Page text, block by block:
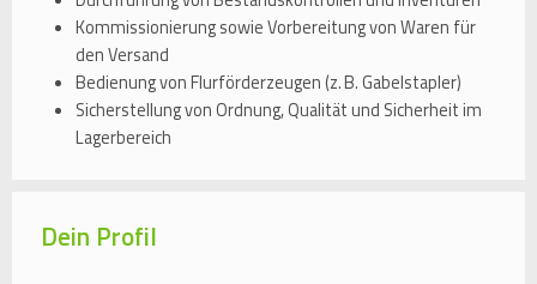
Kommissionierung sowie Vorbereitung von Waren für
den Versand
Bedienung von Flurförderzeugen (z. B. Gabelstapler)
Sicherstellung von Ordnung, Qualität und Sicherheit im
Lagerbereich
Dein Profil